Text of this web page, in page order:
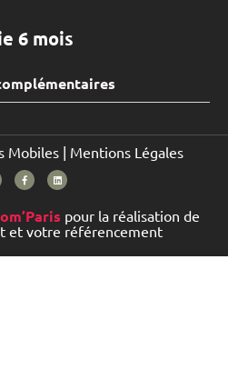
6 mois
Mobiles | Mentions Légales
pour la réalisation de
et votre référencement